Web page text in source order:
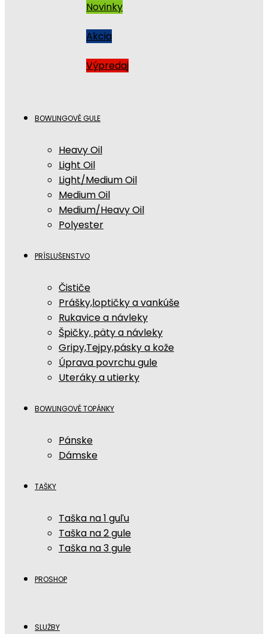
Novinky
Akcia
Výpredaj
BOWLINGOVÉ GULE
Heavy Oil
Light Oil
Light/Medium Oil
Medium Oil
Medium/Heavy Oil
Polyester
PRÍSLUŠENSTVO
Čističe
Prášky,loptičky a vankúše
Rukavice a návleky
Špičky, päty a návleky
Gripy,Tejpy,pásky a kože
Úprava povrchu gule
Uteráky a utierky
BOWLINGOVÉ TOPÁNKY
Pánske
Dámske
TAŠKY
Taška na 1 guľu
Taška na 2 gule
Taška na 3 gule
PROSHOP
SLUŽBY